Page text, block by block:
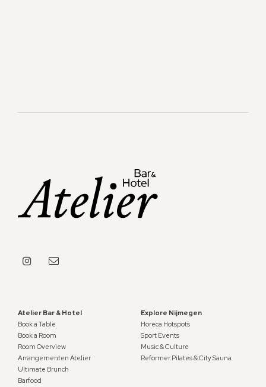
Atelier Bar & Hotel
Book a Table
Book a Room
Room Overview
Arrangementen Atelier
Ultimate Brunch
Barfood
Explore Nijmegen
Horeca Hotspots
Sport Events
Music & Culture
Reformer Pilates & City Sauna